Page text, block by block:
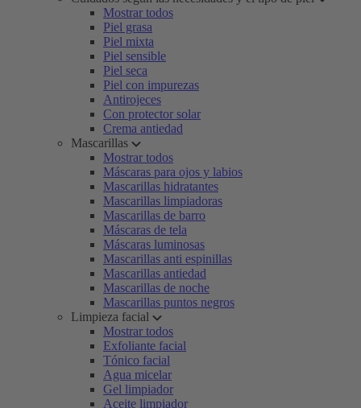
Mostrar todos
Piel grasa
Piel mixta
Piel sensible
Piel seca
Piel con impurezas
Antirojeces
Con protector solar
Crema antiedad
Mascarillas
Mostrar todos
Máscaras para ojos y labios
Mascarillas hidratantes
Mascarillas limpiadoras
Mascarillas de barro
Máscaras de tela
Máscaras luminosas
Mascarillas anti espinillas
Mascarillas antiedad
Mascarillas de noche
Mascarillas puntos negros
Limpieza facial
Mostrar todos
Exfoliante facial
Tónico facial
Agua micelar
Gel limpiador
Aceite limpiador